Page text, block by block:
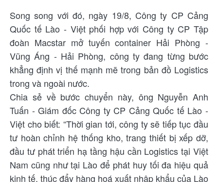
Song song với đó, ngày 19/8, Công ty CP Cảng
Quốc tế Lào - Việt phối hợp với Công ty CP Tập
đoàn Macstar mở tuyến container Hải Phòng -
Vũng Áng - Hải Phòng, công ty đang từng bước
khẳng định vị thế mạnh mẽ trong bản đồ Logistics
trong và ngoài nước.
Chia sẻ về bước chuyển này, ông Nguyễn Anh
Tuấn - Giám đốc Công ty CP Cảng Quốc tế Lào -
Việt cho biết: “Thời gian tới, công ty sẽ tiếp tục đầu
tư hoàn chỉnh hệ thống kho, trang thiết bị xếp dỡ,
đầu tư phát triển hạ tầng hậu cần Logistics tại Việt
Nam cũng như tại Lào để phát huy tối đa hiệu quả
kinh tế, thúc đẩy hàng hoá xuất nhập khẩu của Lào